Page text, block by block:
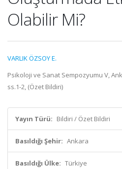
Olabilir Mi?
VARLIK ÖZSOY E.
Psikoloji ve Sanat Sempozyumu V,
ss.1-2, (Özet Bildiri)
Yayın Türü: Bildiri / Özet Bildiri
Basıldığı Şehir: Ankara
Basıldığı Ülke: Türkiye